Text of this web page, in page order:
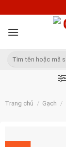
to
content
Tìm
Trang chủ / Gạch /